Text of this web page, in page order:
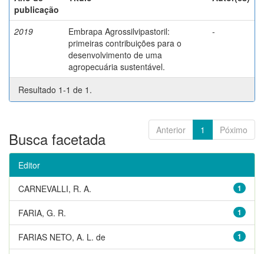
publicação
2019
Embrapa Agrossilvipastoril:
primeiras contribuições para o
desenvolvimento de uma
agropecuária sustentável.
-
Resultado 1-1 de 1.
Anterior 1 Póximo
Busca facetada
Editor
1
CARNEVALLI, R. A.
1
FARIA, G. R.
1
FARIAS NETO, A. L. de